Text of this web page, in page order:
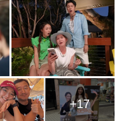
+17